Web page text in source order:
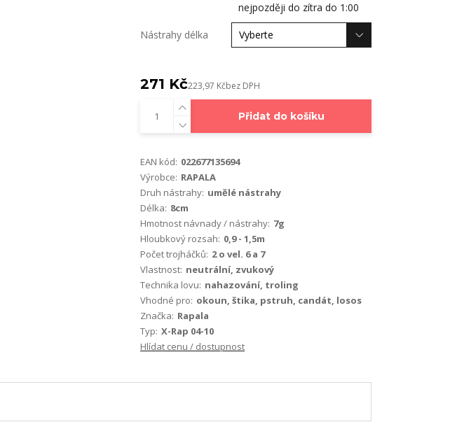
nejpozději do zítra do 1:00
Nástrahy délka
271 Kč223,97 Kčbez DPH
Přidat do košíku
EAN kód: 022677135694
Výrobce: RAPALA
Druh nástrahy: umělé nástrahy
Délka: 8cm
Hmotnost návnady / nástrahy: 7g
Hloubkový rozsah: 0,9 - 1,5m
Počet trojháčků: 2 o vel. 6 a 7
Vlastnost: neutrální, zvukový
Technika lovu: nahazování, troling
Vhodné pro: okoun, štika, pstruh, candát, losos
Značka: Rapala
Typ: X-Rap 04-10
Hlídat cenu / dostupnost